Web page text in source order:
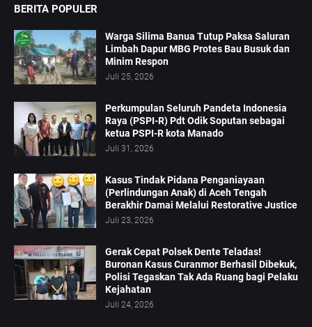
BERITA POPULER
Warga Silima Banua Tutup Paksa Saluran
Limbah Dapur MBG Protes Bau Busuk dan
Minim Respon
Juli 25, 2026
Perkumpulan Seluruh Pandeta Indonesia
Raya (PSPI-R) Pdt Odik Soputan sebagai
ketua PSPI-R kota Manado
Juli 31, 2026
Kasus Tindak Pidana Penganiayaan
(Perlindungan Anak) di Aceh Tengah
Berakhir Damai Melalui Restorative Justice
Juli 23, 2026
Gerak Cepat Polsek Dente Teladas!
Buronan Kasus Curanmor Berhasil Dibekuk,
Polisi Tegaskan Tak Ada Ruang bagi Pelaku
Kejahatan
Juli 24, 2026